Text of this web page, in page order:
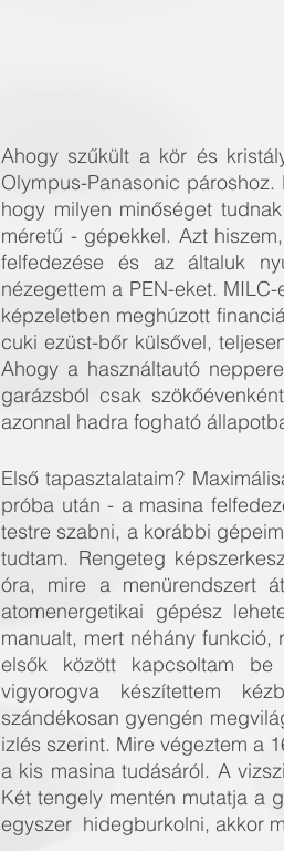
Ahogy szűkült a kör és
Olympus-Panasonic
hogy milyen minőséget
méretű - gépekkel. Azt
felfedezése és az általuk
nézegettem a PEN-eket.
képzeletben meghúzott
cuki ezüst-bőr külsővel,
Ahogy a használtautó
garázsból csak
azonnal hadra fogható
Első tapasztalataim?
próba után - a masina
testre szabni, a korábbi
tudtam. Rengeteg
óra, mire a menürendszert
atomenergetikai gépész
manualt, mert néhány
elsők között kapcsoltam
vigyorogva készítettem
szándékosan gyengén
izlés szerint. Mire végeztem a
a kis masina tudásáról. A
Két tengely mentén mutatja a
egyszer  hidegburkolni, akkor